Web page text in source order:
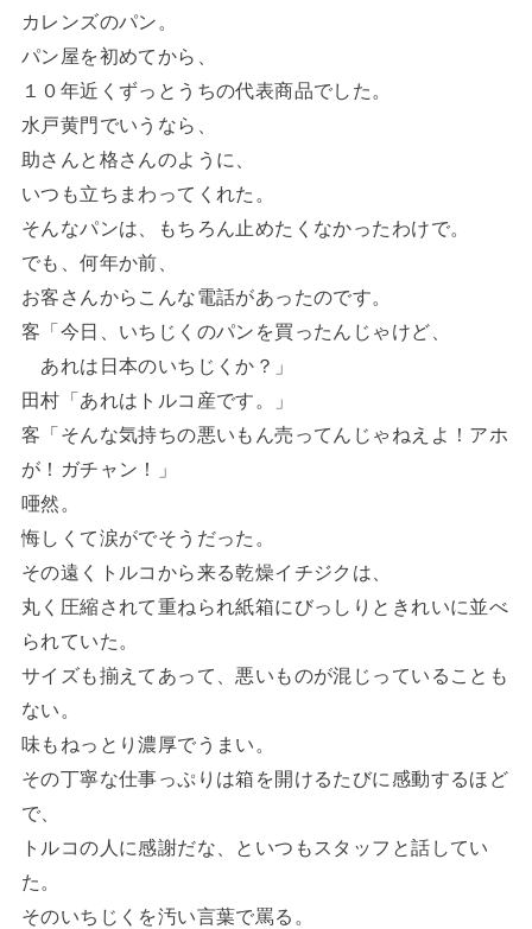
カレンズのパン。
パン屋を初めてから、
１０年近くずっとうちの代表商品でした。
水戸黄門でいうなら、
助さんと格さんのように、
いつも立ちまわってくれた。
そんなパンは、もちろん止めたくなかったわけで。
でも、何年か前、
お客さんからこんな電話があったのです。
客「今日、いちじくのパンを買ったんじゃけど、
あれは日本のいちじくか？」
田村「あれはトルコ産です。」
客「そんな気持ちの悪いもん売ってんじゃねえよ！アホ
が！ガチャン！」
唖然。
悔しくて涙がでそうだった。
その遠くトルコから来る乾燥イチジクは、
丸く圧縮されて重ねられ紙箱にびっしりときれいに並べ
られていた。
サイズも揃えてあって、悪いものが混じっていることも
ない。
味もねっとり濃厚でうまい。
その丁寧な仕事っぷりは箱を開けるたびに感動するほど
で、
トルコの人に感謝だな、といつもスタッフと話してい
た。
そのいちじくを汚い言葉で罵る。